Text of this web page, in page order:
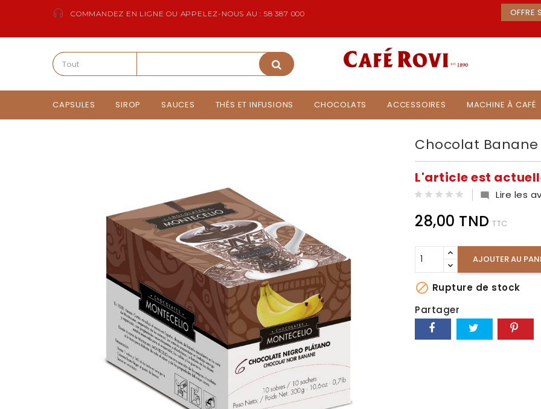
COMMANDEZ EN LIGNE OU APPELEZ-NOUS AU : 58 387 000 OFFRE
CAPSULES SIROP SAUCES THÉS ET INFUSIONS CHOCOLATS ACCESSOIRES MACHINE À CAFÉ
Chocolat Banane
L'article est
 Lire les
28,00 TND TTC
AJOUTER AU
 Rupture de stock
Partager